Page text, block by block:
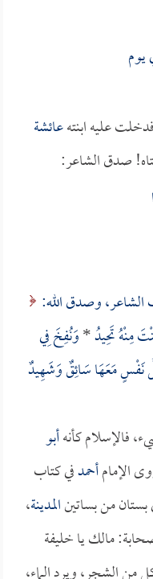
عليه ابنتهعائشة
صدق الشاعر:
وصدق الله:
مِنْهُ تَحِيدُ*وَنُفِخَ فِي
مَعَهَا سَائِقٌ وَشَهِيدٌ
فالإسلام كأنهأبو
الإمامأحمدفي كتاب
من بساتينالمدينة،
مالك يا خليفة